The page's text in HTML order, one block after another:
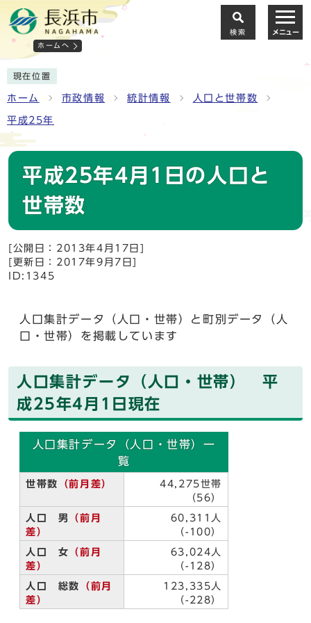
ホームへ
検索 メニュー
現在位置
ホーム 市政情報 統計情報 人口と世帯数
平成25年
平成25年4月1日の人口と
世帯数
[公開日：2013年4月17日]
[更新日：2017年9月7日]
ID:1345
人口集計データ（人口・世帯）と町別データ（人
口・世帯）を掲載しています
人口集計データ（人口・世帯） 平
成25年4月1日現在
人口集計データ（人口・世帯）一
覧
世帯数 （前月差）
44,275世帯
（56）
人口 男
（前月
差）
60,311人
（-100）
人口 女
（前月
差）
63,024人
（-128）
人口 総数
（前月
差）
123,335人
（-228）